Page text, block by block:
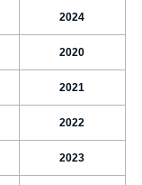
2024
2020
2021
2022
2023